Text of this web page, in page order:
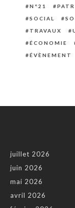
N°21
SOCIAL
TRAVAUX
ÉCONOMIE
ÉVÈNEMENT
juillet 2026
juin 2026
mai 2026
avril 2026